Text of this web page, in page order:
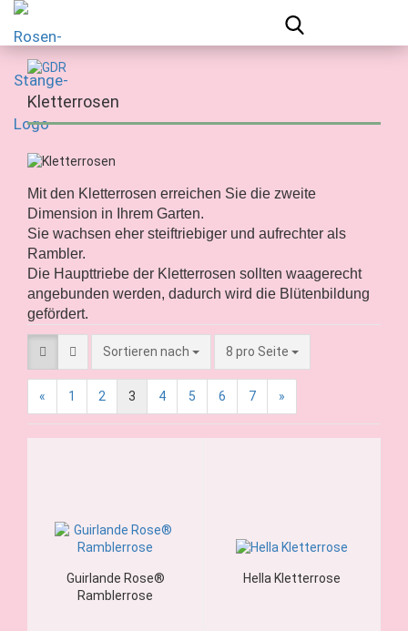
Kletterrosen
Mit den Kletterrosen erreichen Sie die zweite
Dimension in Ihrem Garten.
Sie wachsen eher steiftriebiger und aufrechter als
Rambler.
Die Haupttriebe der Kletterrosen sollten waagerecht
angebunden werden, dadurch wird die Blütenbildung
gefördert.
Sortieren nach 8 pro Seite
« 1 2 3 4 5 6 7 »
Guirlande Rose®
Ramblerrose
Hella Kletterrose